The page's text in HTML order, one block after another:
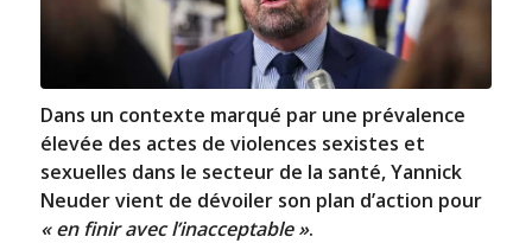
Dans un contexte marqué par une prévalence
élevée des actes de violences sexistes et
sexuelles dans le secteur de la santé, Yannick
Neuder vient de dévoiler son plan d’action pour
« en finir avec l’inacceptable ».